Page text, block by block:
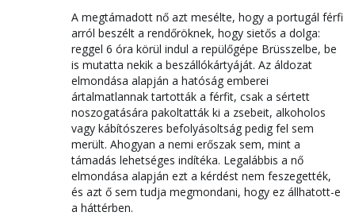
A megtámadott nő azt mesélte, hogy a portugál férfi
arról beszélt a rendőröknek, hogy sietős a dolga:
reggel 6 óra körül indul a repülőgépe Brüsszelbe, be
is mutatta nekik a beszállókártyáját. Az áldozat
elmondása alapján a hatóság emberei
ártalmatlannak tartották a férfit, csak a sértett
noszogatására pakoltatták ki a zsebeit, alkoholos
vagy kábítószeres befolyásoltság pedig fel sem
merült. Ahogyan a nemi erőszak sem, mint a
támadás lehetséges indítéka. Legalábbis a nő
elmondása alapján ezt a kérdést nem feszegették,
és azt ő sem tudja megmondani, hogy ez állhatott-e
a háttérben.